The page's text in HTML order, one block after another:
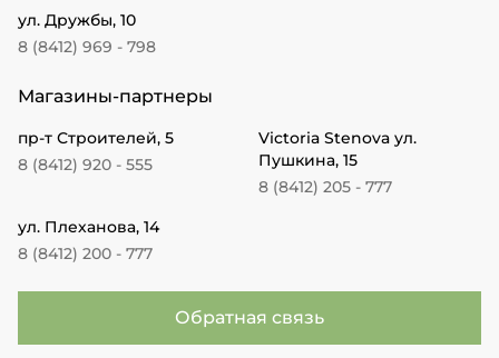
ул. Дружбы, 10
8 (8412) 969 - 798
Магазины-партнеры
пр-т Строителей, 5
8 (8412) 920 - 555
Victoria Stenova ул.
Пушкина, 15
8 (8412) 205 - 777
ул. Плеханова, 14
8 (8412) 200 - 777
Обратная связь